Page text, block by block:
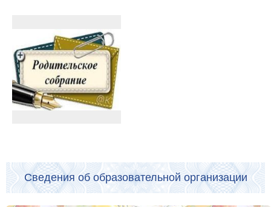
Сведения об образовательной организации